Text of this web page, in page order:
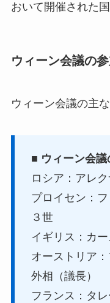
おいて開催された国
ウィーン会議の
ウィーン会議の主
■ ウィーン会
ロシア：アレ
プロイセン：
３世
イギリス：カ
オーストリア
外相（議長）
フランス：タ